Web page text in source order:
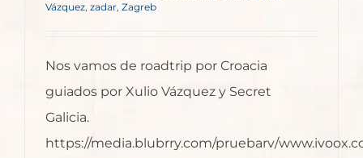
Vázquez, zadar, Zagreb
Nos vamos de roadtrip por Croacia
guiados por Xulio Vázquez y Secret
Galicia.
https://media.blubrry.com/pruebarv/